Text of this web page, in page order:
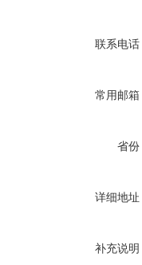
联系电话
常用邮箱
省份
详细地址
补充说明